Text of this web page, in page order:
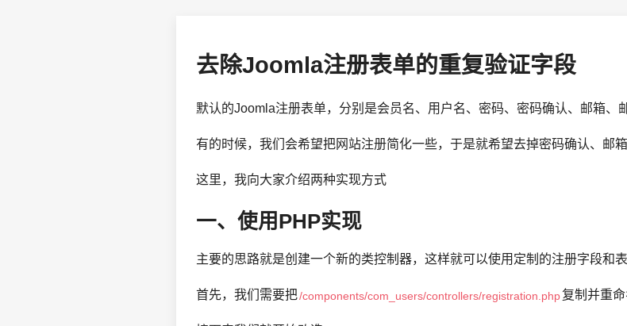
去除Joomla注册表单的重复验证字段
默认的Joomla注册表单，分别是会员名、用户名、密码、密码确认、邮箱、
有的时候，我们会希望把网站注册简化一些，于是就希望去掉密码确认、邮
这里，我向大家介绍两种实现方式
一、使用PHP实现
主要的思路就是创建一个新的类控制器，这样就可以使用定制的注册字段和
首先，我们需要把/components/com_users/controllers/registration.php复制并重